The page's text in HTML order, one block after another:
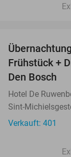
Frühstück +
Den Bosch
Hotel De
Sint-
Verkauft: 401